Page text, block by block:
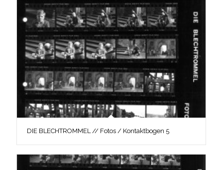
DIE BLECHTROMMEL // Fotos / Kontaktbogen 5